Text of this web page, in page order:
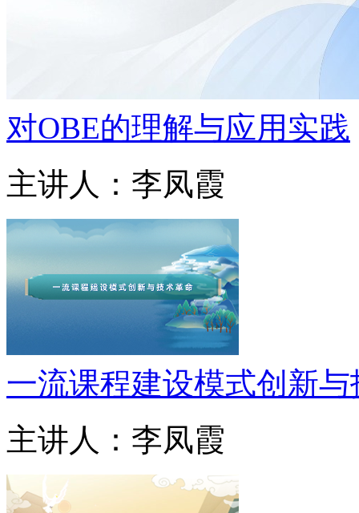
对OBE的理解与应用实践
主讲人：李凤霞
一流课程建设模式创新
主讲人：李凤霞